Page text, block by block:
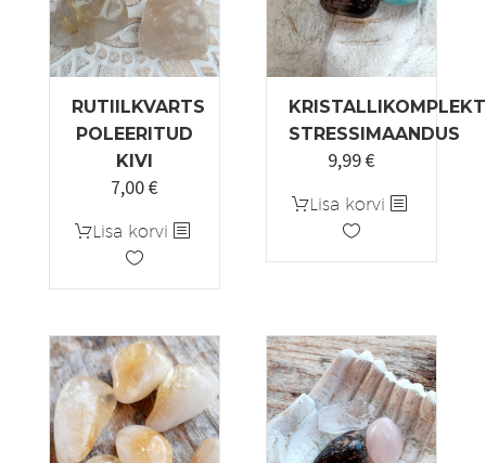
RUTIILKVARTS
POLEERITUD
KIVI
Algne
oli:
10,00 €.
7,00€Praegune
on:
Lisa korvi
KRISTALLIKOMPLEKT
STRESSIMAANDUS
9,99€
Lisa korvi